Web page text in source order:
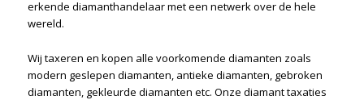
erkende diamanthandelaar met een netwerk over de hele
wereld.
Wij taxeren en kopen alle voorkomende diamanten zoals
modern geslepen diamanten, antieke diamanten, gebroken
diamanten, gekleurde diamanten etc. Onze diamant taxaties